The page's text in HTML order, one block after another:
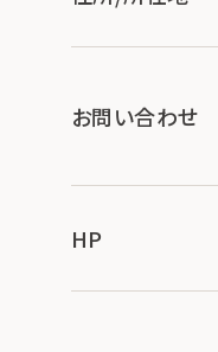
お問い合わせ
HP